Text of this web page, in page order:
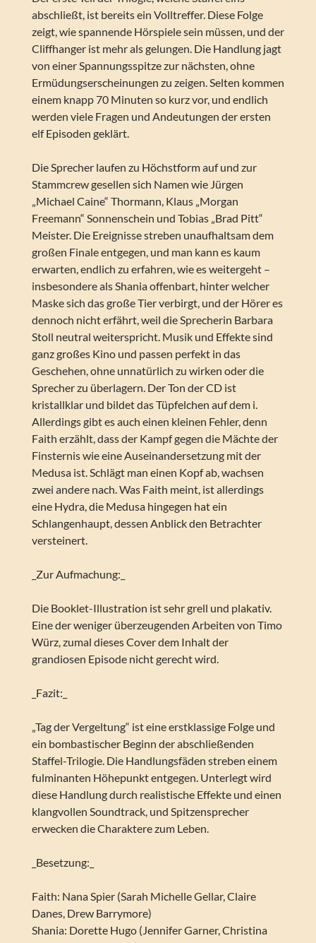
abschließt, ist bereits ein Volltreffer. Diese Folge
zeigt, wie spannende Hörspiele sein müssen, und der
Cliffhanger ist mehr als gelungen. Die Handlung jagt
von einer Spannungsspitze zur nächsten, ohne
Ermüdungserscheinungen zu zeigen. Selten kommen
einem knapp 70 Minuten so kurz vor, und endlich
werden viele Fragen und Andeutungen der ersten
elf Episoden geklärt.
Die Sprecher laufen zu Höchstform auf und zur
Stammcrew gesellen sich Namen wie Jürgen
„Michael Caine“ Thormann, Klaus „Morgan
Freemann“ Sonnenschein und Tobias „Brad Pitt“
Meister. Die Ereignisse streben unaufhaltsam dem
großen Finale entgegen, und man kann es kaum
erwarten, endlich zu erfahren, wie es weitergeht –
insbesondere als Shania offenbart, hinter welcher
Maske sich das große Tier verbirgt, und der Hörer es
dennoch nicht erfährt, weil die Sprecherin Barbara
Stoll neutral weiterspricht. Musik und Effekte sind
ganz großes Kino und passen perfekt in das
Geschehen, ohne unnatürlich zu wirken oder die
Sprecher zu überlagern. Der Ton der CD ist
kristallklar und bildet das Tüpfelchen auf dem i.
Allerdings gibt es auch einen kleinen Fehler, denn
Faith erzählt, dass der Kampf gegen die Mächte der
Finsternis wie eine Auseinandersetzung mit der
Medusa ist. Schlägt man einen Kopf ab, wachsen
zwei andere nach. Was Faith meint, ist allerdings
eine Hydra, die Medusa hingegen hat ein
Schlangenhaupt, dessen Anblick den Betrachter
versteinert.
_Zur Aufmachung:_
Die Booklet-Illustration ist sehr grell und plakativ.
Eine der weniger überzeugenden Arbeiten von Timo
Würz, zumal dieses Cover dem Inhalt der
grandiosen Episode nicht gerecht wird.
_Fazit:_
„Tag der Vergeltung“ ist eine erstklassige Folge und
ein bombastischer Beginn der abschließenden
Staffel-Trilogie. Die Handlungsfäden streben einem
fulminanten Höhepunkt entgegen. Unterlegt wird
diese Handlung durch realistische Effekte und einen
klangvollen Soundtrack, und Spitzensprecher
erwecken die Charaktere zum Leben.
_Besetzung:_
Faith: Nana Spier (Sarah Michelle Gellar, Claire
Danes, Drew Barrymore)
Shania: Dorette Hugo (Jennifer Garner, Christina